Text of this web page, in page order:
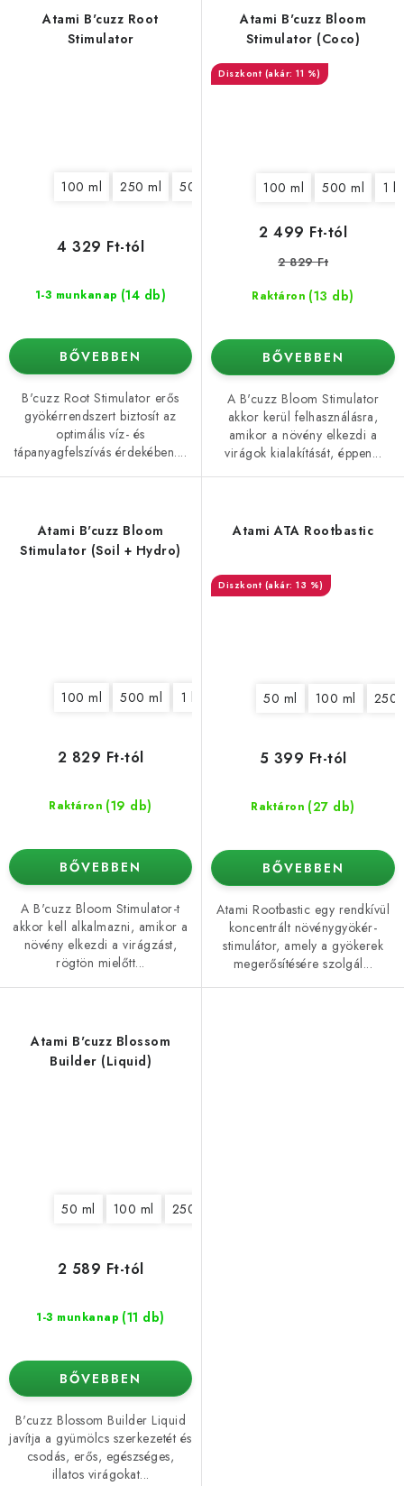
Atami B'cuzz Root
Stimulator
100 ml 250 ml 500 ml 5 l
1-3 munkanap (14 db)
4 329 Ft-tól
BŐVEBBEN
B'cuzz Root Stimulator erős
gyökérrendszert biztosít az
optimális víz- és
tápanyagfelszívás érdekében....
Atami B'cuzz Bloom
Stimulator (Coco)
(akár: 11 %)
100 ml 500 ml 1 l
Raktáron (13 db)
2 499 Ft-tól
2 829 Ft
BŐVEBBEN
A B'cuzz Bloom Stimulator
akkor kerül felhasználásra,
amikor a növény elkezdi a
virágok kialakítását, éppen...
Atami B'cuzz Bloom
Stimulator (Soil + Hydro)
100 ml 500 ml 1 l
Raktáron (19 db)
2 829 Ft-tól
BŐVEBBEN
A B'cuzz Bloom Stimulator-t
akkor kell alkalmazni, amikor a
növény elkezdi a virágzást,
rögtön mielőtt...
Atami ATA Rootbastic
(akár: 13 %)
50 ml 100 ml 250
Raktáron (27 db)
5 399 Ft-tól
BŐVEBBEN
Atami Rootbastic egy rendkívül
koncentrált növénygyökér-
stimulátor, amely a gyökerek
megerősítésére szolgál...
Atami B'cuzz Blossom
Builder (Liquid)
50 ml 100 ml 250 ml
1-3 munkanap (11 db)
2 589 Ft-tól
BŐVEBBEN
B'cuzz Blossom Builder Liquid
javítja a gyümölcs szerkezetét és
csodás, erős, egészséges,
illatos virágokat...